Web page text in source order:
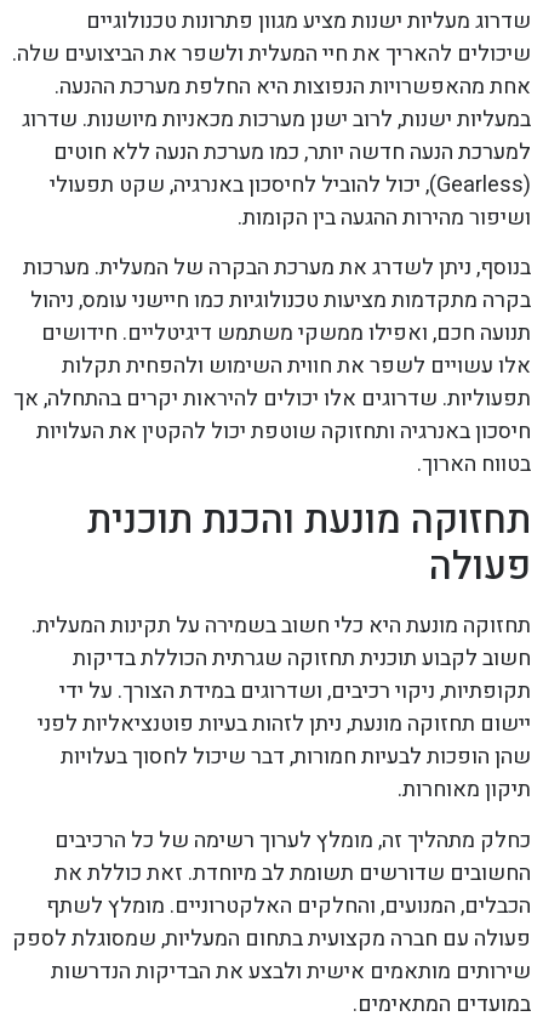
שדרוג מעליות ישנות מציע מגוון פתרונות טכנולוגיים
שיכולים להאריך את חיי המעלית ולשפר את הביצועים שלה.
אחת מהאפשרויות הנפוצות היא החלפת מערכת ההנעה.
במעליות ישנות, לרוב ישנן מערכות מכאניות מיושנות. שדרוג
למערכת הנעה חדשה יותר, כמו מערכת הנעה ללא חוטים
(Gearless), יכול להוביל לחיסכון באנרגיה, שקט תפעולי
ושיפור מהירות ההגעה בין הקומות.
בנוסף, ניתן לשדרג את מערכת הבקרה של המעלית. מערכות
בקרה מתקדמות מציעות טכנולוגיות כמו חיישני עומס, ניהול
תנועה חכם, ואפילו ממשקי משתמש דיגיטליים. חידושים
אלו עשויים לשפר את חווית השימוש ולהפחית תקלות
תפעוליות. שדרוגים אלו יכולים להיראות יקרים בהתחלה, אך
חיסכון באנרגיה ותחזוקה שוטפת יכול להקטין את העלויות
בטווח הארוך.
תחזוקה מונעת והכנת תוכנית
פעולה
תחזוקה מונעת היא כלי חשוב בשמירה על תקינות המעלית.
חשוב לקבוע תוכנית תחזוקה שגרתית הכוללת בדיקות
תקופתיות, ניקוי רכיבים, ושדרוגים במידת הצורך. על ידי
יישום תחזוקה מונעת, ניתן לזהות בעיות פוטנציאליות לפני
שהן הופכות לבעיות חמורות, דבר שיכול לחסוך בעלויות
תיקון מאוחרות.
כחלק מתהליך זה, מומלץ לערוך רשימה של כל הרכיבים
החשובים שדורשים תשומת לב מיוחדת. זאת כוללת את
הכבלים, המנועים, והחלקים האלקטרוניים. מומלץ לשתף
פעולה עם חברה מקצועית בתחום המעליות, שמסוגלת לספק
שירותים מותאמים אישית ולבצע את הבדיקות הנדרשות
במועדים המתאימים.